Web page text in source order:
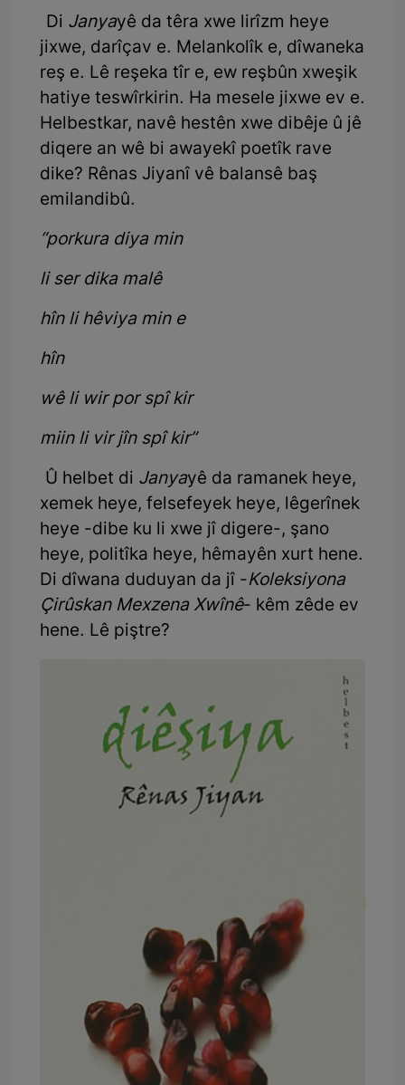
Di Janyayê da têra xwe lirîzm heye
jixwe, darîçav e. Melankolîk e, dîwaneka
reş e. Lê reşeka tîr e, ew reşbûn xweşik
hatiye teswîrkirin. Ha mesele jixwe ev e.
Helbestkar, navê hestên xwe dibêje û jê
diqere an wê bi awayekî poetîk rave
dike? Rênas Jiyanî vê balansê baş
emilandibû.
“porkura diya min
li ser dika malê
hîn li hêviya min e
hîn
wê li wir por spî kir
miin li vir jîn spî kir”
Û helbet di Janyayê da ramanek heye,
xemek heye, felsefeyek heye, lêgerînek
heye -dibe ku li xwe jî digere-, şano
heye, politîka heye, hêmayên xurt hene.
Di dîwana duduyan da jî -Koleksiyona
Çirûskan Mexzena Xwînê- kêm zêde ev
hene. Lê piştre?